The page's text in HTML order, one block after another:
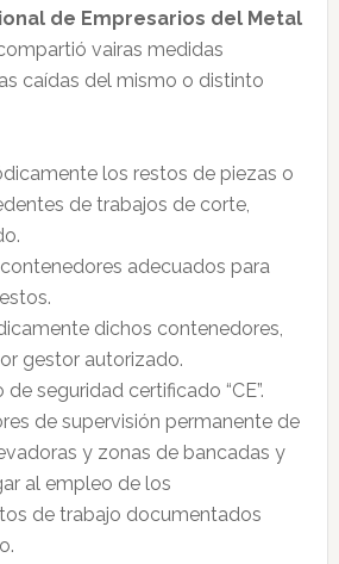
de Empresarios del Metal
vairas medidas
caídas del mismo o distinto
los restos de piezas o
de trabajos de corte,
adecuados para
dichos contenedores,
gestor autorizado.
seguridad certificado “CE”.
de supervisión permanente de
y zonas de bancadas y
al empleo de los
de trabajo documentados